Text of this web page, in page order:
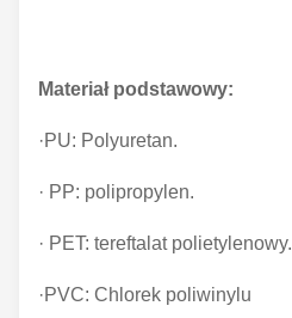
Materiał podstawowy:
·PU: Polyuretan.
· PP: polipropylen.
· PET: tereftalat polietylenowy.
·PVC: Chlorek poliwinylu